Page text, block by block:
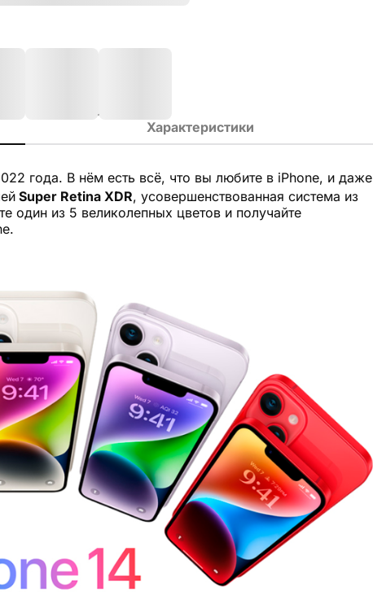
Характеристики
года. В нём есть всё, что вы любите в iPhone, и даже
Super Retina XDR, усовершенствованная система из
один из 5 великолепных цветов и получайте